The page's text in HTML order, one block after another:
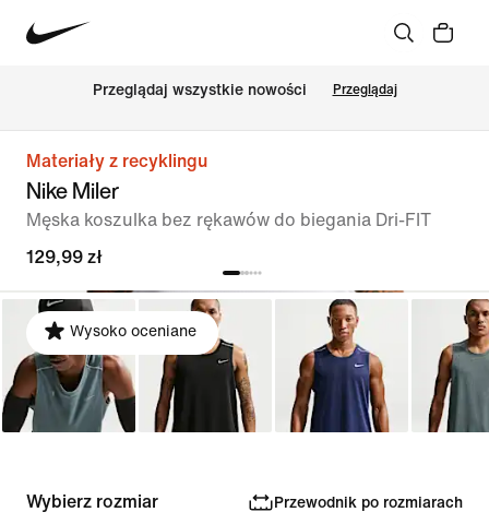
Przeglądaj wszystkie nowości Przeglądaj
Materiały z recyklingu
Nike Miler
Męska koszulka bez rękawów do biegania Dri-FIT
129,99 zł
Wysoko oceniane
Wybierz rozmiar Przewodnik po rozmiarach